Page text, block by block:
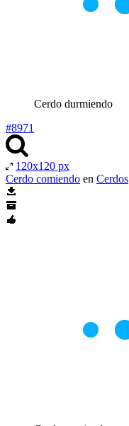
Cerdo durmiendo
#8971
120x120 px
Cerdo comiendo en Cerdos